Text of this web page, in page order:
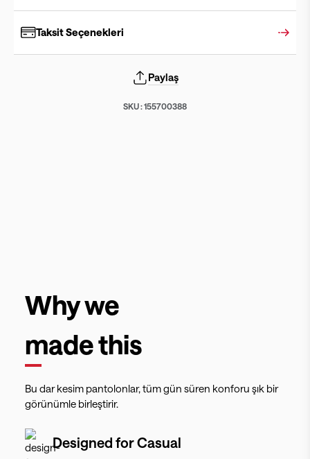
Taksit Seçenekleri
Paylaş
SKU :155700388
Why we
made this
Bu dar kesim pantolonlar, tüm gün süren konforu şık bir
görünümle birleştirir.
Designed forCasual